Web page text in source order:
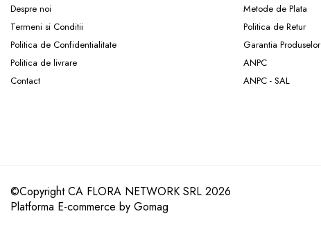
COMPOZIȚII CU FLORI
CERAMICĂ CU FLORI
COȘURI CU FLORI
CUTII PLANTE
Despre noi
Termeni si Conditii
Politica de Confidentialitate
Politica de livrare
Contact
Metode de Plata
Politica de Retur
Garantia Produselor
ANPC
ANPC - SAL
©Copyright CA FLORA NETWORK SRL 2026
Platforma E-commerce by Gomag